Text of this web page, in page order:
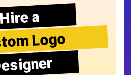
Hire a
Logo